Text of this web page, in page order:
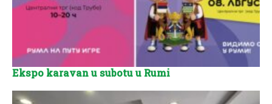
Ekspo karavan u subotu u Rumi